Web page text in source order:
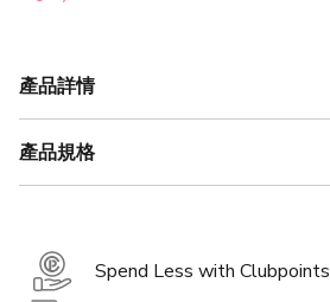
產品詳情
產品規格
Spend Less with Clubpoints